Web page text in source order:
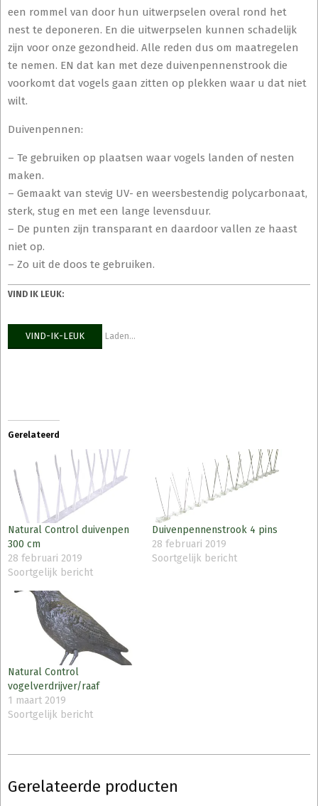
een rommel van door hun uitwerpselen overal rond het
nest te deponeren. En die uitwerpselen kunnen schadelijk
zijn voor onze gezondheid. Alle reden dus om maatregelen
te nemen. EN dat kan met deze duivenpennenstrook die
voorkomt dat vogels gaan zitten op plekken waar u dat niet
wilt.
Duivenpennen:
– Te gebruiken op plaatsen waar vogels landen of nesten
maken.
– Gemaakt van stevig UV- en weersbestendig polycarbonaat,
sterk, stug en met een lange levensduur.
– De punten zijn transparant en daardoor vallen ze haast
niet op.
– Zo uit de doos te gebruiken.
VIND IK LEUK:
VIND-IK-LEUK Laden...
Gerelateerd
Natural Control duivenpen
300 cm
28 februari 2019
Soortgelijk bericht
Duivenpennenstrook 4 pins
28 februari 2019
Soortgelijk bericht
Natural Control
vogelverdrijver/raaf
1 maart 2019
Soortgelijk bericht
Gerelateerde producten